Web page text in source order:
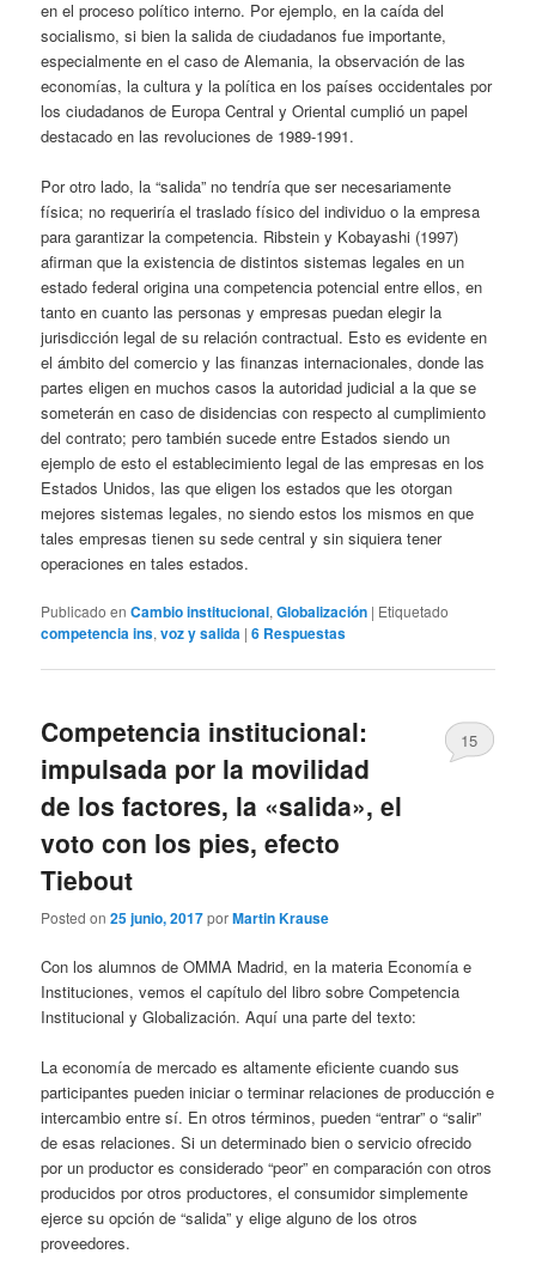
en el proceso político interno. Por ejemplo, en la caída del
socialismo, si bien la salida de ciudadanos fue importante,
especialmente en el caso de Alemania, la observación de las
economías, la cultura y la política en los países occidentales por
los ciudadanos de Europa Central y Oriental cumplió un papel
destacado en las revoluciones de 1989-1991.
Por otro lado, la “salida” no tendría que ser necesariamente
física; no requeriría el traslado físico del individuo o la empresa
para garantizar la competencia. Ribstein y Kobayashi (1997)
afirman que la existencia de distintos sistemas legales en un
estado federal origina una competencia potencial entre ellos, en
tanto en cuanto las personas y empresas puedan elegir la
jurisdicción legal de su relación contractual. Esto es evidente en
el ámbito del comercio y las finanzas internacionales, donde las
partes eligen en muchos casos la autoridad judicial a la que se
someterán en caso de disidencias con respecto al cumplimiento
del contrato; pero también sucede entre Estados siendo un
ejemplo de esto el establecimiento legal de las empresas en los
Estados Unidos, las que eligen los estados que les otorgan
mejores sistemas legales, no siendo estos los mismos en que
tales empresas tienen su sede central y sin siquiera tener
operaciones en tales estados.
Publicado en Cambio institucional,Globalización | Etiquetado
competencia ins,voz y salida |6 Respuestas
Competencia institucional:
impulsada por la movilidad
de los factores, la «salida», el
voto con los pies, efecto
Tiebout
Posted on25 junio, 2017porMartin Krause
15
Con los alumnos de OMMA Madrid, en la materia Economía e
Instituciones, vemos el capítulo del libro sobre Competencia
Institucional y Globalización. Aquí una parte del texto:
La economía de mercado es altamente eficiente cuando sus
participantes pueden iniciar o terminar relaciones de producción e
intercambio entre sí. En otros términos, pueden “entrar” o “salir”
de esas relaciones. Si un determinado bien o servicio ofrecido
por un productor es considerado “peor” en comparación con otros
producidos por otros productores, el consumidor simplemente
ejerce su opción de “salida” y elige alguno de los otros
proveedores.